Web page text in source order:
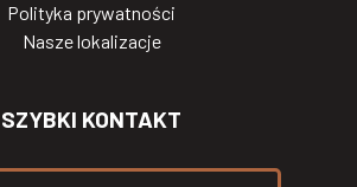
Polityka prywatności
Nasze lokalizacje
SZYBKI KONTAKT